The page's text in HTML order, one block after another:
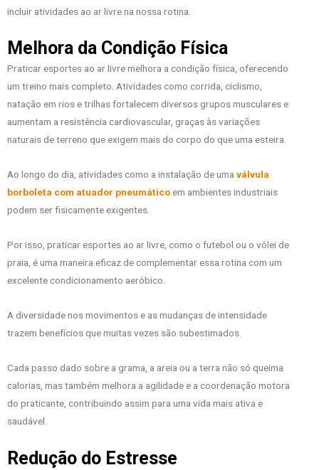
incluir atividades ao ar livre na nossa rotina.
Melhora da Condição Física
Praticar esportes ao ar livre melhora a condição física, oferecendo
um treino mais completo. Atividades como corrida, ciclismo,
natação em rios e trilhas fortalecem diversos grupos musculares e
aumentam a resistência cardiovascular, graças às variações
naturais de terreno que exigem mais do corpo do que uma esteira.
Ao longo do dia, atividades como a instalação de uma válvula
borboleta com atuador pneumáticoem ambientes industriais
podem ser fisicamente exigentes.
Por isso, praticar esportes ao ar livre, como o futebol ou o vôlei de
praia, é uma maneira eficaz de complementar essa rotina com um
excelente condicionamento aeróbico.
A diversidade nos movimentos e as mudanças de intensidade
trazem benefícios que muitas vezes são subestimados.
Cada passo dado sobre a grama, a areia ou a terra não só queima
calorias, mas também melhora a agilidade e a coordenação motora
do praticante, contribuindo assim para uma vida mais ativa e
saudável.
Redução do Estresse